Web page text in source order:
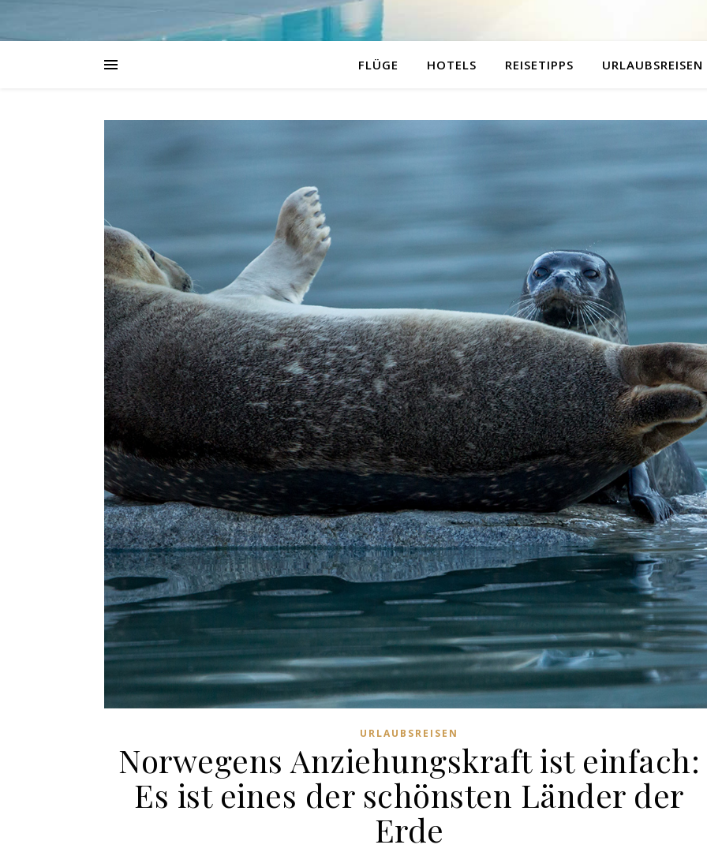
FLÜGE HOTELS REISETIPPS URLAUBSREISEN
URLAUBSREISEN
Norwegens Anziehungskraft ist einfach:
Es ist eines der schönsten Länder der
Erde